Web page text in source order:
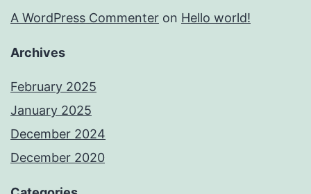
A WordPress Commenter on Hello world!
Archives
February 2025
January 2025
December 2024
December 2020